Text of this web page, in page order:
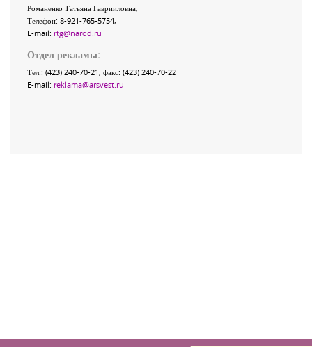
Романенко Татьяна Гаврииловна,
Телефон: 8-921-765-5754,
E-mail: rtg@narod.ru
Отдел рекламы:
Тел.: (423) 240-70-21, факс: (423) 240-70-22
E-mail: reklama@arsvest.ru